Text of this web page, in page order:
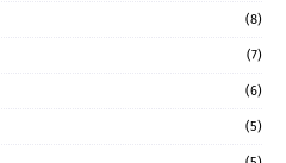
(8)
(7)
(6)
(5)